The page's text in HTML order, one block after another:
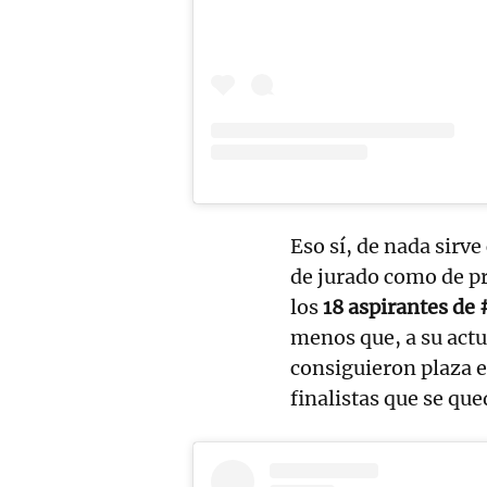
Eso sí, de nada
de jurado como de
los18 aspirantes de
menos que, a su
consiguieron plaza
finalistas que se